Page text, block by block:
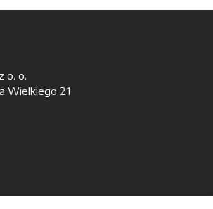
o. o.
Wielkiego 21